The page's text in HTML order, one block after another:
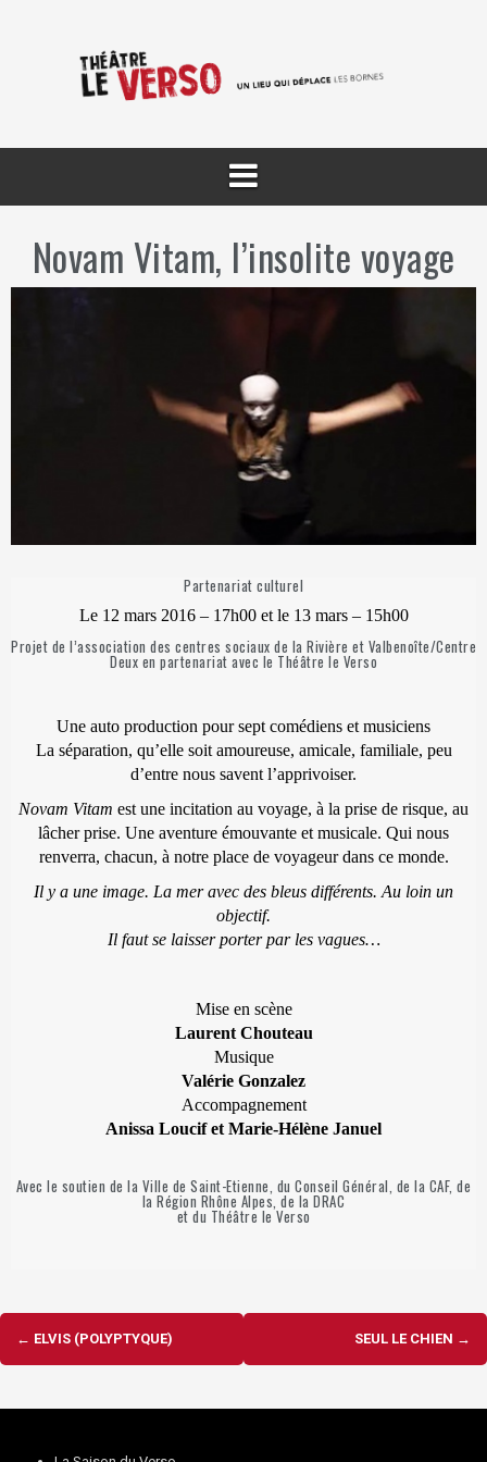
Novam Vitam, l’insolite voyage
Partenariat culturel
Le 12 mars 2016 – 17h00 et le 13 mars – 15h00
Projet de l’association des centres sociaux de la Rivière et Valbenoîte/Centre
Deux en partenariat avec le Théâtre le Verso
Une auto production pour sept comédiens et musiciens
La séparation, qu’elle soit amoureuse, amicale, familiale, peu
d’entre nous savent l’apprivoiser.
Novam Vitam est une incitation au voyage, à la prise de risque, au
lâcher prise. Une aventure émouvante et musicale. Qui nous
renverra, chacun, à notre place de voyageur dans ce monde.
Il y a une image. La mer avec des bleus différents. Au loin un
objectif.
Il faut se laisser porter par les vagues…
Mise en scène
Laurent Chouteau
Musique
Valérie Gonzalez
Accompagnement
Anissa Loucif et Marie-Hélène Januel
Avec le soutien de la Ville de Saint-Etienne, du Conseil Général, de la CAF, de
la Région Rhône Alpes, de la DRAC
et du Théâtre le Verso
Navigation
d'article
← ELVIS (POLYPTYQUE) SEUL LE CHIEN →